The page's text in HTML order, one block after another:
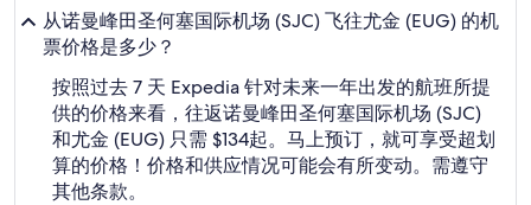
从诺曼峰田圣何塞国际机场 (SJC) 飞往尤金 (EUG) 的机
票价格是多少？
按照过去 7 天 Expedia 针对未来一年出发的航班所提
供的价格来看，往返诺曼峰田圣何塞国际机场 (SJC)
和尤金 (EUG) 只需 $134起。马上预订，就可享受超划
算的价格！价格和供应情况可能会有所变动。需遵守
其他条款。